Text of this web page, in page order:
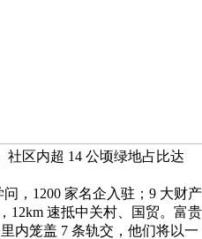
社区内超 14 公顷绿地占比达
1200 家名企入驻；9 大财产
12km 速抵中关村、国贸。富贵
内笼盖 7 条轨交，他们将以一